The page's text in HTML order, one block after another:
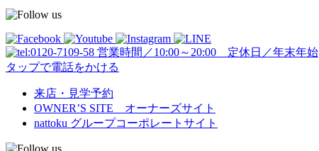
営業時間／10:00～20:00 定休日／年末年始
タップで電話をかける
来店・見学予約
OWNER’S SITE オーナーズサイト
nattoku グループコーポレートサイト